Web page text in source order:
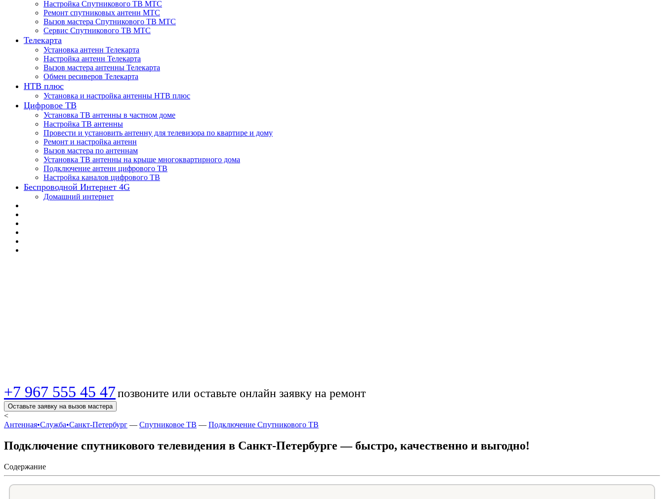
Настройка Спутникового ТВ МТС
Ремонт спутниковых антенн МТС
Вызов мастера Спутникового ТВ МТС
Сервис Спутникового ТВ МТС
Телекарта
Установка антенн Телекарта
Настройка антенн Телекарта
Вызов мастера антенны Телекарта
Обмен ресиверов Телекарта
НТВ плюс
Установка и настройка антенны НТВ плюс
Цифровое ТВ
Установка ТВ антенны в частном доме
Настройка ТВ антенны
Провести и установить антенну для телевизора по квартире и дому
Ремонт и настройка антенн
Вызов мастера по антеннам
Установка ТВ антенны на крыше многоквартирного дома
Подключение антенн цифрового ТВ
Настройка каналов цифрового ТВ
Беспроводной Интернет 4G
Домашний интернет
+7 967 555 45 47позвоните или оставьте онлайн заявку на ремонт
Оставьте заявку на вызов мастера
<
Антенная•Служба•Санкт-Петербург — Спутниковое ТВ — Подключение Спутникового ТВ
Подключение спутникового телевидения в Санкт-Петербурге — быстро, качественно и выгодно!
Содержание